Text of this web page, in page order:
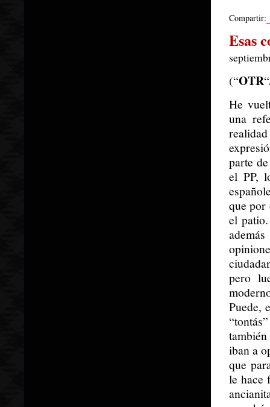
Compartir:
Esas
(“OTR
He
una
parte
el PP,
que por
el
pero
Puede,
iban a
que
le hace